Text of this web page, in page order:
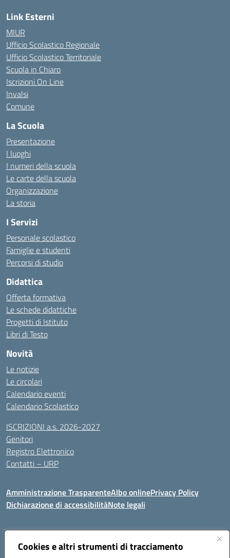
Cookies e altri strumenti di tracciamento
Link Esterni
MIUR
Ufficio Scolastico Regionale
Ufficio Scolastico Territoriale
Scuola in Chiaro
Iscrizioni On Line
Invalsi
Comune
La Scuola
Presentazione
I luoghi
I numeri della scuola
Le carte della scuola
Organizzazione
La storia
I Servizi
Personale scolastico
Famiglie e studenti
Percorsi di studio
Didattica
Offerta formativa
Le schede didattiche
Progetti di Istituto
Libri di Testo
Novità
Le notizie
Le circolari
Calendario eventi
Calendario Scolastico
ISCRIZIONI a.s. 2026-2027
Genitori
Registro Elettronico
Contatti – URP
Amministrazione TrasparenteAlbo onlinePrivacy Policy
Dichiarazione di accessibilitàNote legali
Indirizzo:Via Tiziano, 50 - 60125 Ancona